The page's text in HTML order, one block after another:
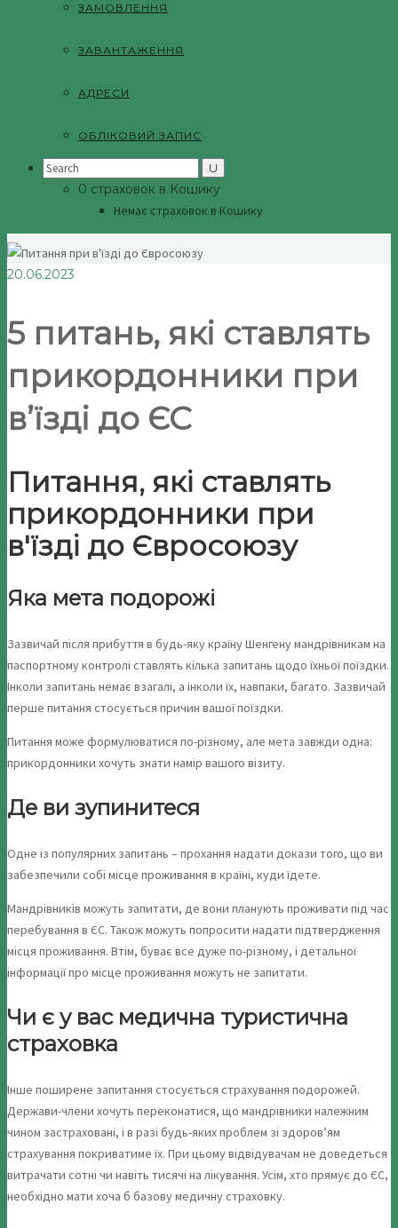
ЗАМОВЛЕННЯ
ЗАВАНТАЖЕННЯ
АДРЕСИ
ОБЛІКОВИЙ ЗАПИС
Search
0 страховок в Кошику
Немає страховок в Кошику
20.06.2023
5 питань, які ставлять
прикордонники при
в’їзді до ЄС
Питання, які ставлять
прикордонники при
в'їзді до Євросоюзу
Яка мета подорожі
Зазвичай після прибуття в будь-яку країну Шенгену мандрівникам на
паспортному контролі ставлять кілька запитань щодо їхньої поїздки.
Інколи запитань немає взагалі, а інколи їх, навпаки, багато. Зазвичай
перше питання стосується причин вашої поїздки.
Питання може формулюватися по-різному, але мета завжди одна:
прикордонники хочуть знати намір вашого візиту.
Де ви зупинитеся
Одне із популярних запитань – прохання надати докази того, що ви
забезпечили собі місце проживання в країні, куди їдете.
Мандрівників можуть запитати, де вони планують проживати під час
перебування в ЄС. Також можуть попросити надати підтвердження
місця проживання. Втім, буває все дуже по-різному, і детальної
інформації про місце проживання можуть не запитати.
Чи є у вас медична туристична
страховка
Інше поширене запитання стосується страхування подорожей.
Держави-члени хочуть переконатися, що мандрівники належним
чином застраховані, і в разі будь-яких проблем зі здоров’ям
страхування покриватиме їх. При цьому відвідувачам не доведеться
витрачати сотні чи навіть тисячі на лікування. Усім, хто прямує до ЄС,
необхідно мати хоча б базову медичну страховку.